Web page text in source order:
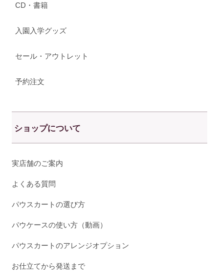
CD・書籍
入園入学グッズ
セール・アウトレット
予約注文
ショップについて
実店舗のご案内
よくある質問
パウスカートの選び方
パウケースの使い方（動画）
パウスカートのアレンジオプション
お仕立てから発送まで